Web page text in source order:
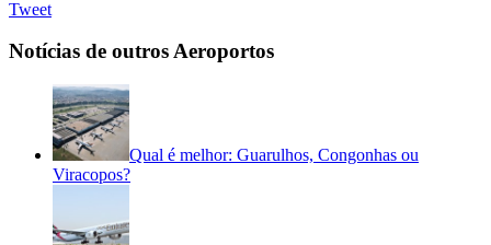
Tweet
Notícias de outros Aeroportos
Qual é melhor: Guarulhos, Congonhas ou
Viracopos?